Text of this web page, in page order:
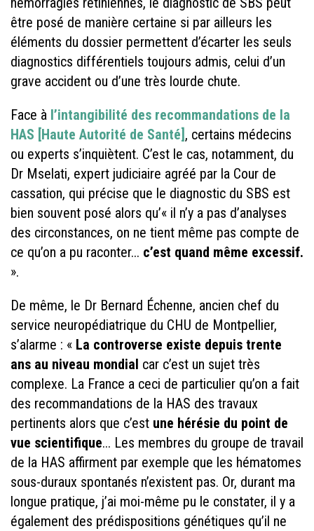
être posé de manière certaine si par ailleurs les
éléments du dossier permettent d’écarter les seuls
diagnostics différentiels toujours admis, celui d’un
grave accident ou d’une très lourde chute.
Face à l’intangibilité des recommandations de la
HAS [Haute Autorité de Santé] , certains médecins
ou experts s’inquiètent. C’est le cas, notamment, du
Dr Mselati, expert judiciaire agréé par la Cour de
cassation, qui précise que le diagnostic du SBS est
bien souvent posé alors qu’« il n’y a pas d’analyses
des circonstances, on ne tient même pas compte de
ce qu’on a pu raconter... c’est quand même excessif.
».
De même, le Dr Bernard Échenne, ancien chef du
service neuropédiatrique du CHU de Montpellier,
s’alarme : « La controverse existe depuis trente
ans au niveau mondial car c’est un sujet très
complexe. La France a ceci de particulier qu’on a fait
des recommandations de la HAS des travaux
pertinents alors que c’est une hérésie du point de
vue scientifique... Les membres du groupe de travail
de la HAS affirment par exemple que les hématomes
sous-duraux spontanés n’existent pas. Or, durant ma
longue pratique, j’ai moi-même pu le constater, il y a
également des prédispositions génétiques qu’il ne